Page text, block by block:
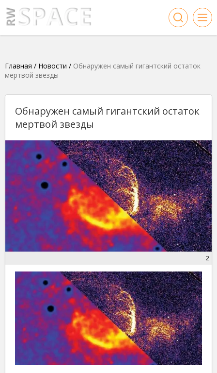
Главная / Новости / Обнаружен самый гигантский остаток
мертвой звезды
Обнаружен самый гигантский остаток
мертвой звезды
2